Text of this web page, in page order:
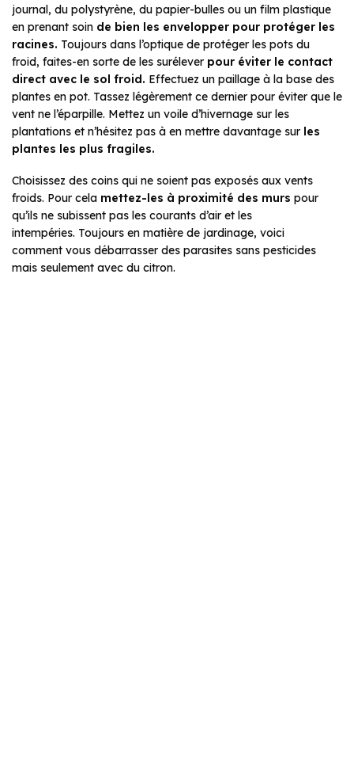
journal, du polystyrène, du papier-bulles ou un film plastique
en prenant soin de bien les envelopper pour protéger les
racines. Toujours dans l’optique de protéger les pots du
froid, faites-en sorte de les surélever pour éviter le contact
direct avec le sol froid. Effectuez un paillage à la base des
plantes en pot. Tassez légèrement ce dernier pour éviter que le
vent ne l’éparpille. Mettez un voile d’hivernage sur les
plantations et n’hésitez pas à en mettre davantage sur les
plantes les plus fragiles.
Choisissez des coins qui ne soient pas exposés aux vents
froids. Pour cela mettez-les à proximité des murs pour
qu’ils ne subissent pas les courants d’air et les
intempéries. Toujours en matière de jardinage, voici
comment vous débarrasser des parasites sans pesticides
mais seulement avec du citron.